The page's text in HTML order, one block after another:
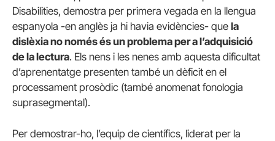
Disabilities, demostra per primera vegada en la llengua
espanyola -en anglès ja hi havia evidències- que la
dislèxia no només és un problema per a l’adquisició
de la lectura. Els nens i les nenes amb aquesta dificultat
d’aprenentatge presenten també un dèficit en el
processament prosòdic (també anomenat fonologia
suprasegmental).
Per demostrar-ho, l’equip de científics, liderat per la